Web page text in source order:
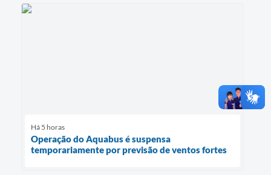
Há 5 horas
Operação do Aquabus é suspensa
temporariamente por previsão de ventos fortes